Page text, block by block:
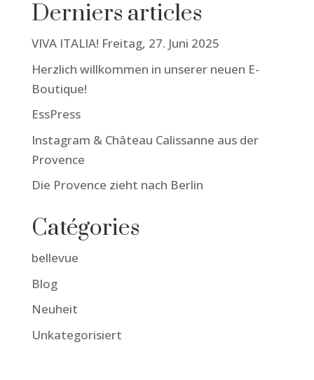
Derniers articles
VIVA ITALIA! Freitag, 27. Juni 2025
Herzlich willkommen in unserer neuen E-
Boutique!
EssPress
Instagram & Château Calissanne aus der
Provence
Die Provence zieht nach Berlin
Catégories
bellevue
Blog
Neuheit
Unkategorisiert